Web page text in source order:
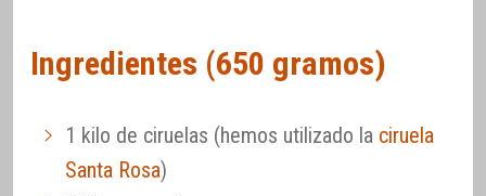
Ingredientes (650 gramos)
1 kilo de ciruelas (hemos utilizado la ciruela
Santa Rosa)